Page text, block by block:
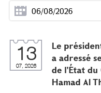
13
07, 2026
Le
a adressé
de l'État du
Hamad Al